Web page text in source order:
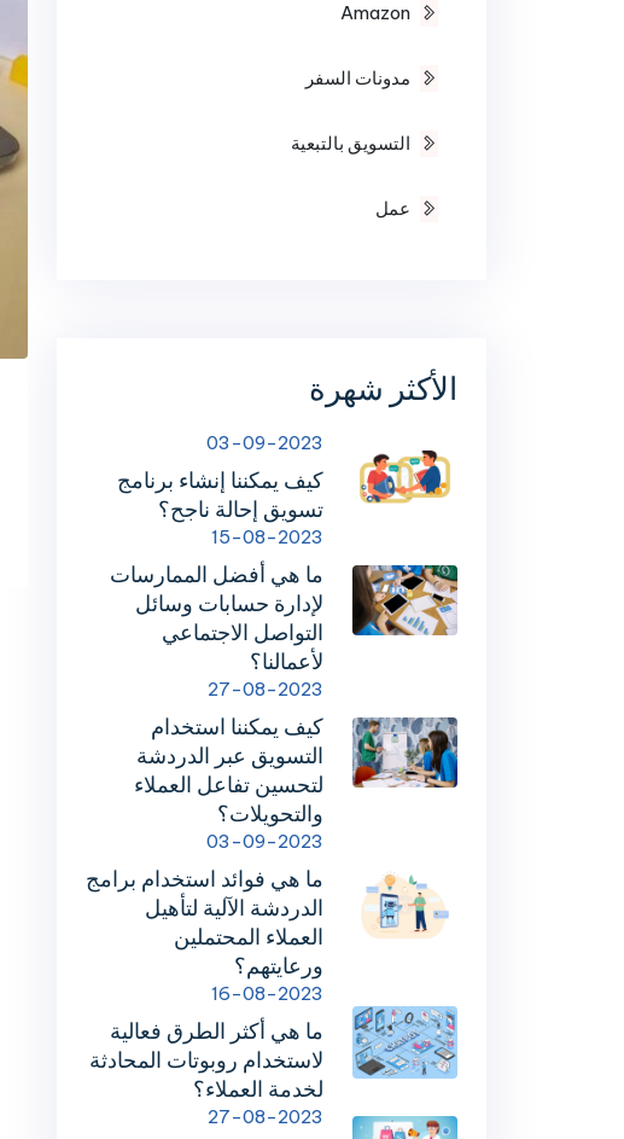
Amazon
مدونات السفر
التسويق بالتبعية
عمل
الأكثر شهرة
03-09-2023
كيف يمكننا إنشاء برنامج
تسويق إحالة ناجح؟
15-08-2023
ما هي أفضل الممارسات
لإدارة حسابات وسائل
التواصل الاجتماعي
لأعمالنا؟
27-08-2023
كيف يمكننا استخدام
التسويق عبر الدردشة
لتحسين تفاعل العملاء
والتحويلات؟
03-09-2023
ما هي فوائد استخدام برامج
الدردشة الآلية لتأهيل
العملاء المحتملين
ورعايتهم؟
16-08-2023
ما هي أكثر الطرق فعالية
لاستخدام روبوتات المحادثة
لخدمة العملاء؟
27-08-2023